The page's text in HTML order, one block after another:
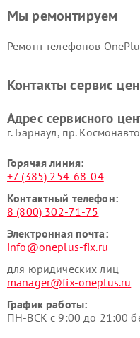
Мы ремонтируем
Ремонт телефонов
Контакты сервис
Адрес сервисного
г. Барнаул, ​пр.
Горячая линия:
+7 (385) 254-68-04
Контактный телефон:
8 (800) 302-71-75
Электронная почта:
info@oneplus-fix.ru
для юридических лиц
manager@fix-oneplus.ru
График работы:
ПН-ВСК с 9:00 до 21:00